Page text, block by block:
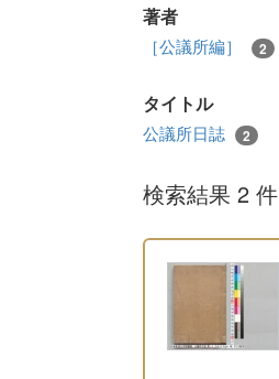
著者
［公議所編］ 2
タイトル
公議所日誌 2
検索結果 2 件